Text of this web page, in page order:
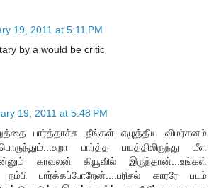
19, 2011 at 5:11 PM
by a would be critic
19, 2011 at 5:48 PM
பார்த்தாச்சு...நீங்கள் எழுத்திய விமர்சனம்
பார்த்த பயத்திலிருந்து மீள
காவலன் கியூவில் இருந்தான்...உங்கள்
பார்க்கப்போறேன்....பரிசல் காரரே படம்